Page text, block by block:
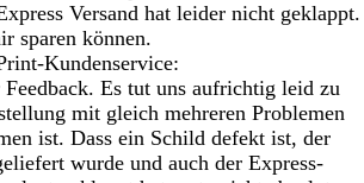
Versand hat leider nicht geklappt.
sparen können.
Kundenservice:
Es tut uns aufrichtig leid zu
mit gleich mehreren Problemen
ist. Dass ein Schild defekt ist, der
wurde und auch der Express-